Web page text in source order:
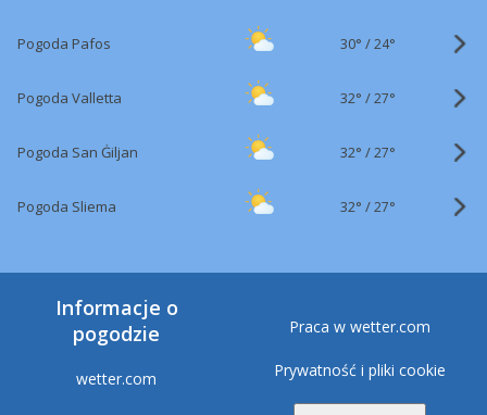
Pogoda Pafos 30° /24°
Pogoda Valletta 32° /27°
Pogoda San Ġiljan 32° /27°
Pogoda Sliema 32° /27°
Informacje o
pogodzie
wetter.com
Praca w wetter.com
Prywatność i pliki cookie